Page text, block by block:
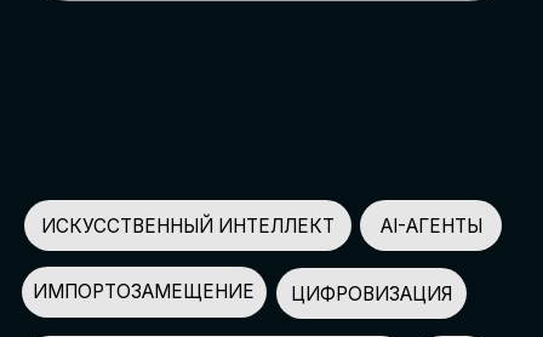
НЕЙРОСЕТИ ДЛЯ БИЗНЕСА
КЭДО АВТОМАТИЗАЦИЯ HR
АВТОМАТИЗАЦИЯ МАРКЕТИНГА И ПРОДАЖ
AI-АССИСТЕНТЫ
ЧАТ-БОТЫ